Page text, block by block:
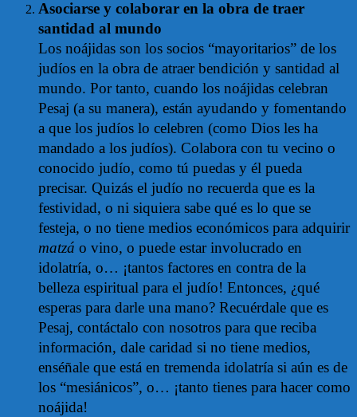
Asociarse y colaborar en la obra de traer
santidad al mundo
Los noájidas son los socios “mayoritarios” de los
judíos en la obra de atraer bendición y santidad al
mundo. Por tanto, cuando los noájidas celebran
Pesaj (a su manera), están ayudando y fomentando
a que los judíos lo celebren (como Dios les ha
mandado a los judíos). Colabora con tu vecino o
conocido judío, como tú puedas y él pueda
precisar. Quizás el judío no recuerda que es la
festividad, o ni siquiera sabe qué es lo que se
festeja, o no tiene medios económicos para adquirir
matzá o vino, o puede estar involucrado en
idolatría, o… ¡tantos factores en contra de la
belleza espiritual para el judío! Entonces, ¿qué
esperas para darle una mano? Recuérdale que es
Pesaj, contáctalo con nosotros para que reciba
información, dale caridad si no tiene medios,
enséñale que está en tremenda idolatría si aún es de
los “mesiánicos”, o… ¡tanto tienes para hacer como
noájida!